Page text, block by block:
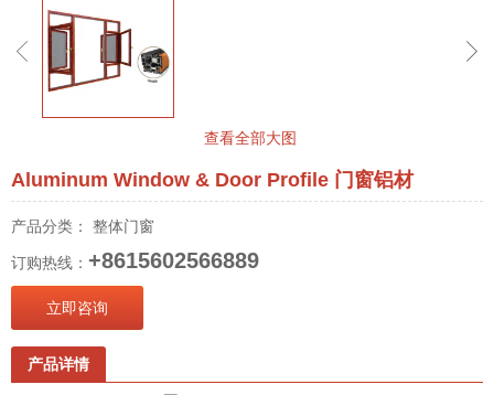
查看全部大图
Aluminum Window & Door Profile 门窗铝材
产品分类： 整体门窗
订购热线： +8615602566889
立即咨询
产品详情